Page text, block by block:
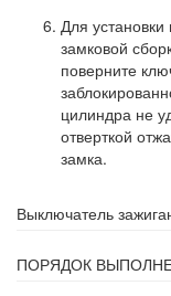
Для
замковой
поверните
цилиндра не
отверткой
замка.
Выключатель
ПОРЯДОК